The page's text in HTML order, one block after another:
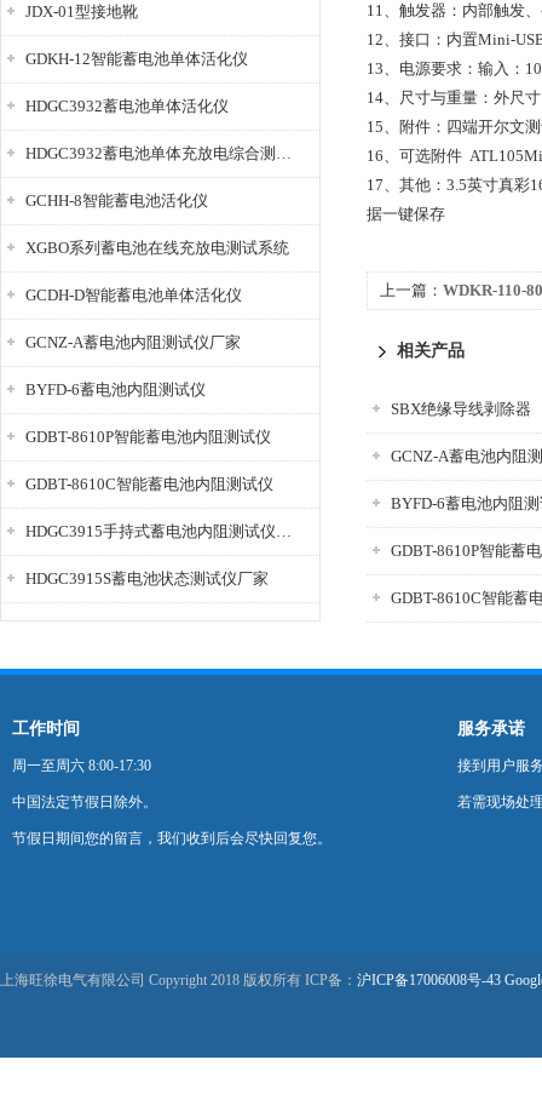
JDX-01型接地靴
GDKH-12智能蓄电池单体活化仪
HDGC3932蓄电池单体活化仪
HDGC3932蓄电池单体充放电综合测试仪
GCHH-8智能蓄电池活化仪
XGBO系列蓄电池在线充放电测试系统
GCDH-D智能蓄电池单体活化仪
GCNZ-A蓄电池内阻测试仪厂家
BYFD-6蓄电池内阻测试仪
GDBT-8610P智能蓄电池内阻测试仪
GDBT-8610C智能蓄电池内阻测试仪
HDGC3915手持式蓄电池内阻测试仪厂家
HDGC3915S蓄电池状态测试仪厂家
11、触发器：内部触发
12、接口：内置Mini-
13、电源要求：输入：
14、尺寸与重量：外尺
15、附件：四端开尔文
16、可选附件
17、其他：3.5英寸真彩
据一键保存
上一篇： WDKR-110-
相关产品
SBX绝缘导线剥除器
GCNZ-A蓄电池内阻
BYFD-6蓄电池内阻
GDBT-8610P智能蓄
GDBT-8610C智能蓄
工作时间
周一至周六 8:00-17:30
中国法定节假日除外。
节假日期间您的留言，我们收到后会尽快回复您。
服务承诺
接到用户服
若需现场处
上海旺徐电气有限公司 Copyright 2018 版权所有 ICP备： 沪ICP备17006008号-43